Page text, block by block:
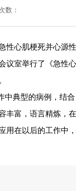
数：
心肌梗死并心源性
议室举行了《急性
中典型的病例，结
丰富，语言精炼，
用在以后的工作中